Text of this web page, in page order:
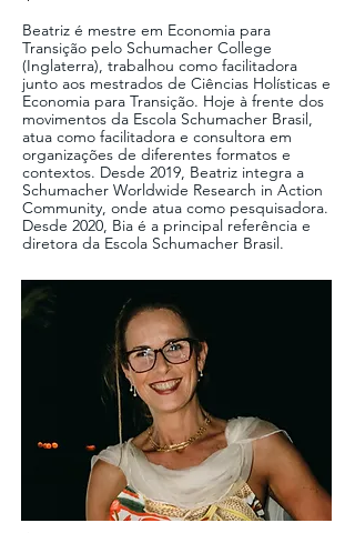
Beatriz é mestre em Economia para
Transição pelo Schumacher College
(Inglaterra), trabalhou como facilitadora
junto aos mestrados de Ciências Holísticas e
Economia para Transição. Hoje à frente dos
movimentos da Escola Schumacher Brasil,
atua como facilitadora e consultora em
organizações de diferentes formatos e
contextos. Desde 2019, Beatriz integra a
Schumacher Worldwide Research in Action
Community, onde atua como pesquisadora.
Desde 2020, Bia é a principal referência e
diretora da Escola Schumacher Brasil.